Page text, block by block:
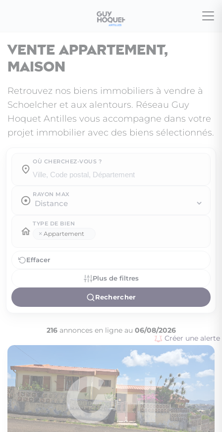
Vente appartement,
maison
Retrouvez nos biens immobiliers à vendre à
Schoelcher et aux alentours. Réseau Guy
Hoquet Antilles vous accompagne dans votre
projet immobilier avec des biens sélectionnés.
OÙ CHERCHEZ-VOUS ?
RAYON MAX
TYPE DE BIEN
× Appartement
Effacer
Plus de filtres
Rechercher
216annonces en ligne au 06/08/2026
Créer une alerte